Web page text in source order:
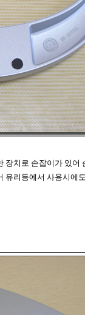
장치로 손잡이가 있어
유리등에서 사용시에